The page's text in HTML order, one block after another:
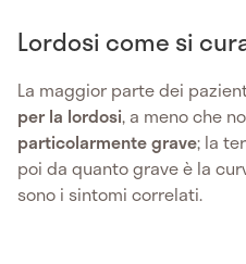
Lordosi come si
La maggior parte dei
per la lordosi, a meno che
particolarmente grave; la
poi da quanto grave è la
sono i sintomi correlati.